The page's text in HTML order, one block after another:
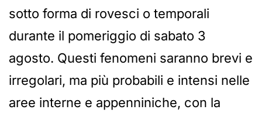
sotto forma di rovesci o temporali
durante il pomeriggio di sabato 3
agosto. Questi fenomeni saranno brevi e
irregolari, ma più probabili e intensi nelle
aree interne e appenniniche, con la